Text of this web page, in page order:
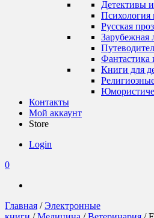
Детективы
Психология
Русская
Зарубежная
Книги для
Контакты
Мой аккаунт
Store
Login
0
Главная / Электронные